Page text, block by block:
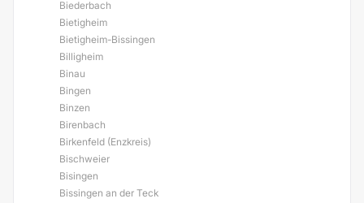
Biederbach
Bietigheim
Bietigheim-Bissingen
Billigheim
Binau
Bingen
Binzen
Birenbach
Birkenfeld (Enzkreis)
Bischweier
Bisingen
Bissingen an der Teck